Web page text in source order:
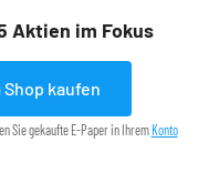
Aktien im Fokus
Shop kaufen
Sie gekaufte E-Paper in Ihrem Konto